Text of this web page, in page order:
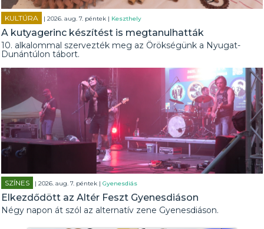
KULTÚRA | 2026. aug. 7. péntek | Keszthely
A kutyagerinc készítést is megtanulhatták
10. alkalommal szervezték meg az Örökségünk a Nyugat-
Dunántúlon tábort.
SZÍNES | 2026. aug. 7. péntek |Gyenesdiás
Elkezdődött az Altér Feszt Gyenesdiáson
Négy napon át szól az alternatív zene Gyenesdiáson.